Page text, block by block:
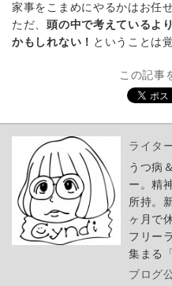
家事をこまめにやるかはお任
ただ、頭の中で考えているよ
かもしれない！ ということは
この記事
ライタ
うつ病
ー。精
所持。
ヶ月で
フリー
集まる
ブログ